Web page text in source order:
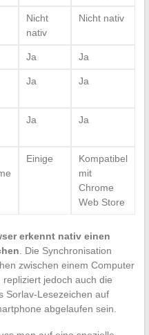
Nicht
nativ
Nicht nativ
Ja Ja
Ja Ja
Ja Ja
Einige
Kompatibel
mit
Chrome
Web Store
erkennt nativ einen
. Die Synchronisation
zwischen einem Computer
jedoch auch die
Sorlav-Lesezeichen auf
abgelaufen sein.